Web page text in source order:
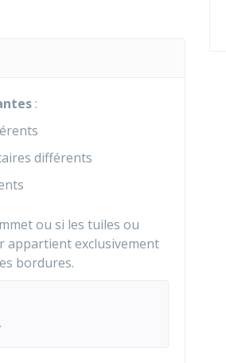
:
différents
ou si les tuiles ou
appartient exclusivement
bordures.